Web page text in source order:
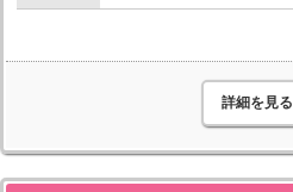
詳細を見る